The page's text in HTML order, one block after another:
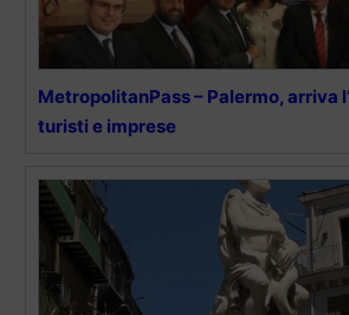
MetropolitanPass – Palermo, arriva
turisti e imprese